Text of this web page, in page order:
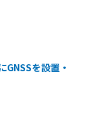
を設置・